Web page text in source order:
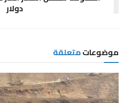
دولار
موضوعاتمتعلقة